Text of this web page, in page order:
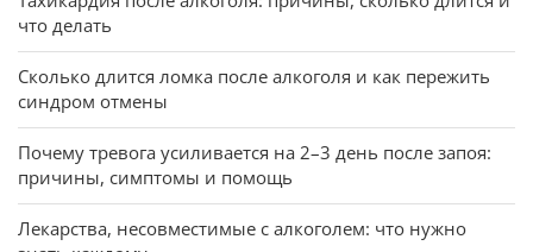
что делать
Сколько длится ломка после алкоголя и как пережить
синдром отмены
Почему тревога усиливается на 2–3 день после запоя:
причины, симптомы и помощь
Лекарства, несовместимые с алкоголем: что нужно